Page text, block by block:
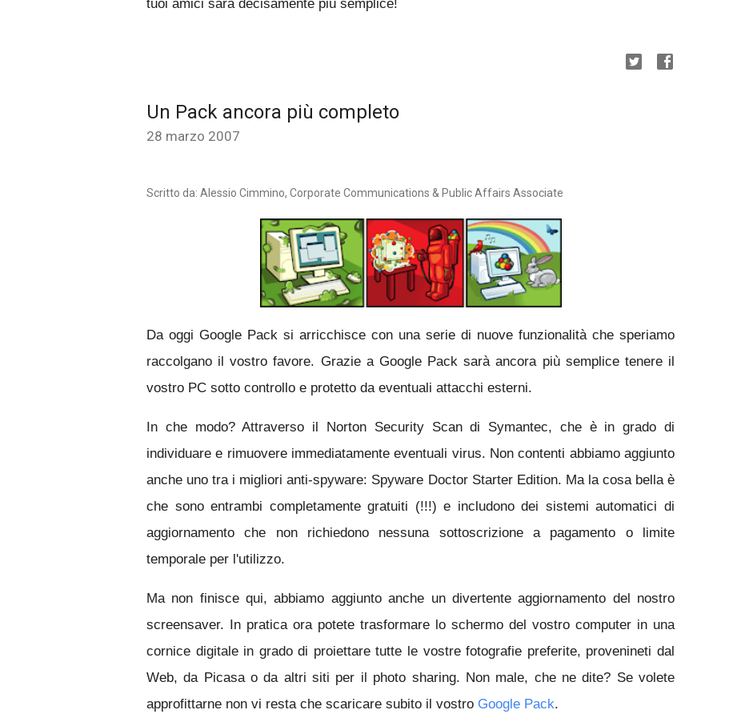
tuoi amici sarà decisamente più semplice!
Un Pack ancora più completo
28 marzo 2007
Scritto da: Alessio Cimmino, Corporate Communications & Public Affairs Associate
Da oggi Google Pack si arricchisce con una serie di nuove funzionalità che speriamo
raccolgano il vostro favore. Grazie a Google Pack sarà ancora più semplice tenere il
vostro PC sotto controllo e protetto da eventuali attacchi esterni.
In che modo? Attraverso il Norton Security Scan di Symantec, che è in grado di
individuare e rimuovere immediatamente eventuali virus. Non contenti abbiamo aggiunto
anche uno tra i migliori anti-spyware: Spyware Doctor Starter Edition. Ma la cosa bella è
che sono entrambi completamente gratuiti (!!!) e includono dei sistemi automatici di
aggiornamento che non richiedono nessuna sottoscrizione a pagamento o limite
temporale per l'utilizzo.
Ma non finisce qui, abbiamo aggiunto anche un divertente aggiornamento del nostro
screensaver. In pratica ora potete trasformare lo schermo del vostro computer in una
cornice digitale in grado di proiettare tutte le vostre fotografie preferite, provenineti dal
Web, da Picasa o da altri siti per il photo sharing. Non male, che ne dite? Se volete
approfittarne non vi resta che scaricare subito il vostro Google Pack.